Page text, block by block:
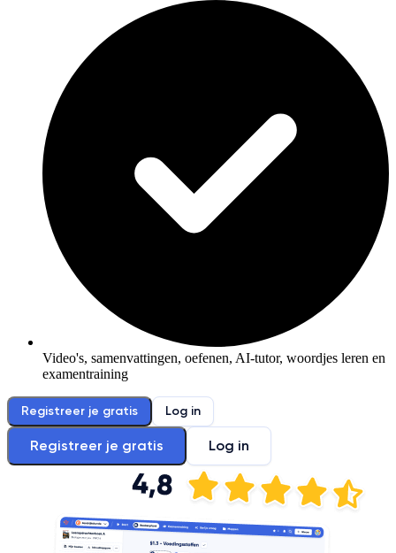
Video's, samenvattingen, oefenen, AI-tutor, woordjes leren en
examentraining
Registreer je gratis Log in
Registreer je gratis Log in